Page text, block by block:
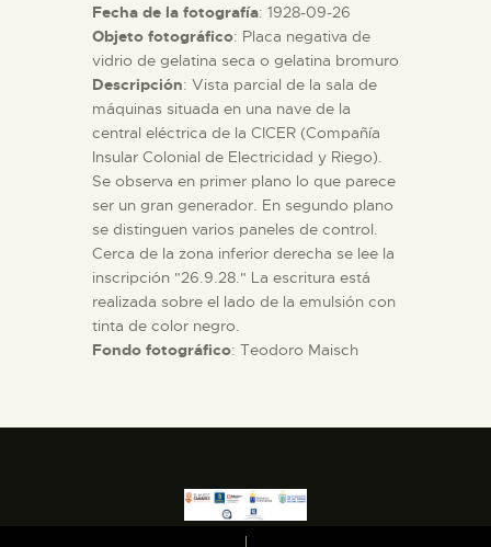
Fecha de la fotografía: 1928-09-26
Objeto fotográfico: Placa negativa de
vidrio de gelatina seca o gelatina bromuro
Descripción: Vista parcial de la sala de
máquinas situada en una nave de la
central eléctrica de la CICER (Compañía
Insular Colonial de Electricidad y Riego).
Se observa en primer plano lo que parece
ser un gran generador. En segundo plano
se distinguen varios paneles de control.
Cerca de la zona inferior derecha se lee la
inscripción "26.9.28." La escritura está
realizada sobre el lado de la emulsión con
tinta de color negro.
Fondo fotográfico: Teodoro Maisch